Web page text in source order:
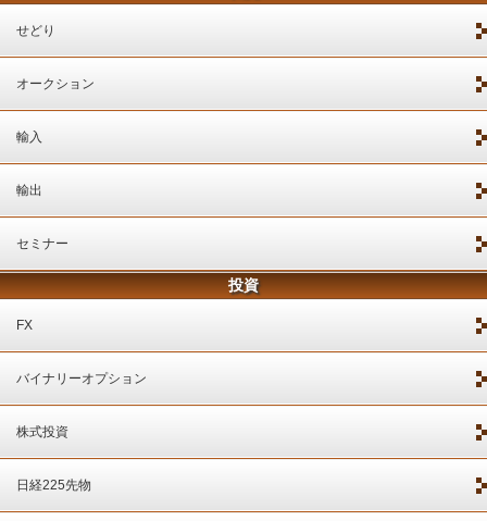
せどり
オークション
輸入
輸出
セミナー
投資
FX
バイナリーオプション
株式投資
日経225先物